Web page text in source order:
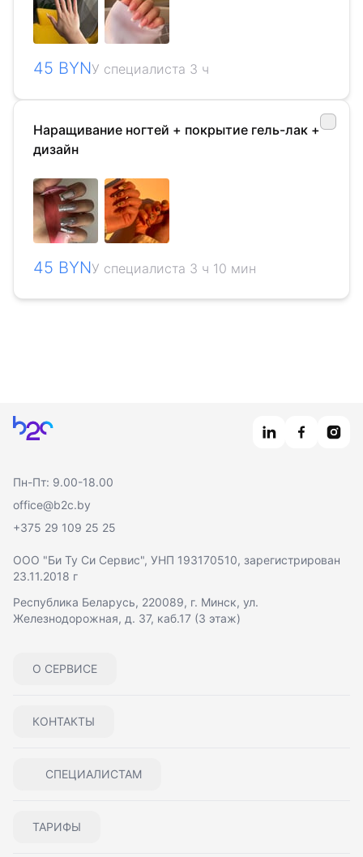
45 BYNУ специалиста 3 ч
Наращивание ногтей + покрытие гель-лак +
дизайн
45 BYNУ специалиста 3 ч 10 мин
Главная
Пн-Пт: 9.00-18.00
office@b2c.by
+375 29 109 25 25
О СЕРВИСЕ
КОНТАКТЫ
СПЕЦИАЛИСТАМ
ТАРИФЫ
ООО "Би Ту Си Сервис", УНП 193170510, зарегистрирован
23.11.2018 г
Республика Беларусь, 220089, г. Минск, ул.
Железнодорожная, д. 37, каб.17 (3 этаж)